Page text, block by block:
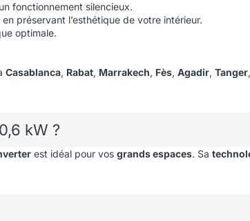
fonctionnement silencieux.
préservant l’esthétique de votre intérieur.
optimale.
Casablanca, Rabat, Marrakech, Fès, Agadir, Tanger
kW ?
est idéal pour vos grands espaces. Sa